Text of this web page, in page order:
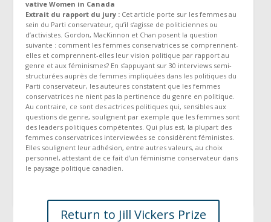
vative Women in Canada
Extrait du rapport du jury : Cet article porte sur les femmes au
sein du Parti conservateur, qu’il s’agisse de politiciennes ou
d’activistes. Gordon, MacKinnon et Chan posent la question
suivante : comment les femmes conservatrices se comprennent-
elles et comprennent-elles leur vision politique par rapport au
genre et aux féminismes? En s’appuyant sur 30 interviews semi-
structurées auprès de femmes impliquées dans les politiques du
Parti conservateur, les auteures constatent que les femmes
conservatrices ne nient pas la pertinence du genre en politique.
Au contraire, ce sont des actrices politiques qui, sensibles aux
questions de genre, soulignent par exemple que les femmes sont
des leaders politiques compétentes. Qui plus est, la plupart des
femmes conservatrices interviewées se considèrent féministes.
Elles soulignent leur adhésion, entre autres valeurs, au choix
personnel, attestant de ce fait d’un féminisme conservateur dans
le paysage politique canadien.
Return to Jill Vickers Prize